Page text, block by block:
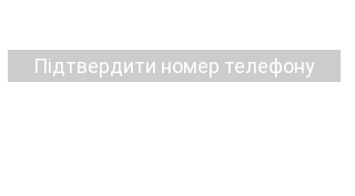
Підтвердити номер телефону